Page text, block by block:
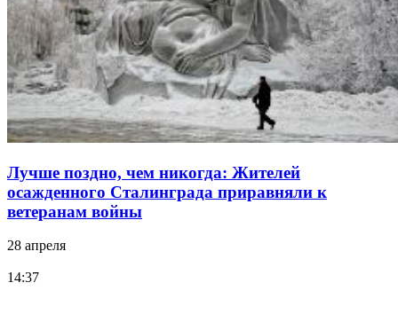
Лучше поздно, чем никогда: Жителей
осажденного Сталинграда приравняли к
ветеранам войны
28 апреля
14:37